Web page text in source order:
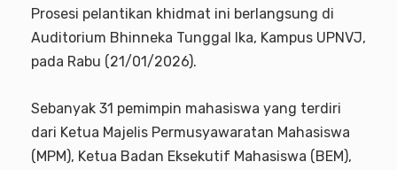
Prosesi pelantikan khidmat ini berlangsung di
Auditorium Bhinneka Tunggal Ika, Kampus UPNVJ,
pada Rabu (21/01/2026).
Sebanyak 31 pemimpin mahasiswa yang terdiri
dari Ketua Majelis Permusyawaratan Mahasiswa
(MPM), Ketua Badan Eksekutif Mahasiswa (BEM),